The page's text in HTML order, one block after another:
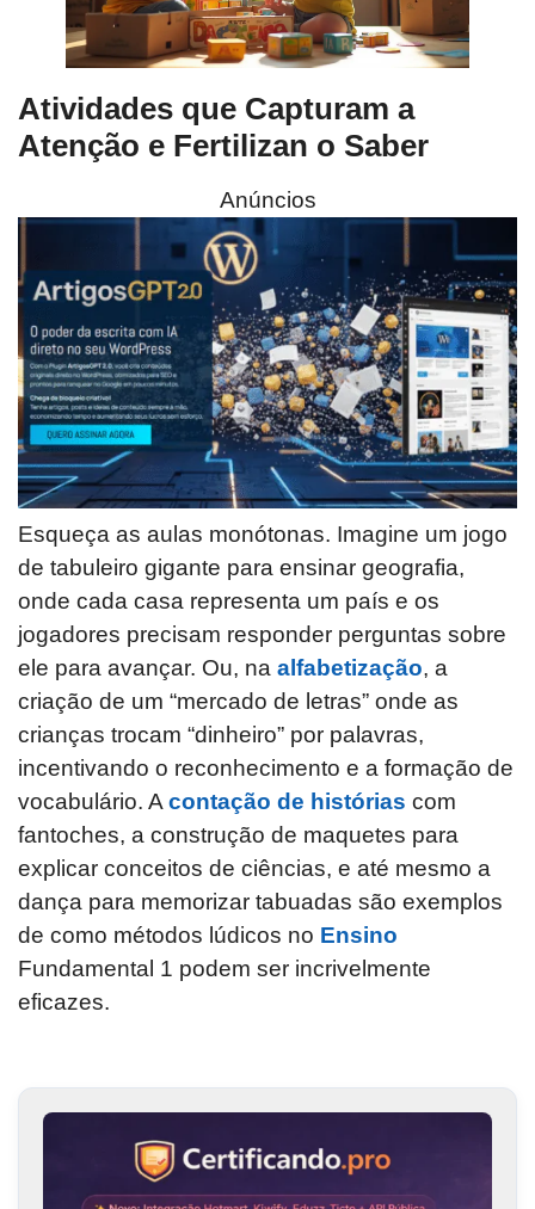
Atividades que Capturam a
Atenção e Fertilizan o Saber
Anúncios
Esqueça as aulas monótonas. Imagine um jogo
de tabuleiro gigante para ensinar geografia,
onde cada casa representa um país e os
jogadores precisam responder perguntas sobre
ele para avançar. Ou, na alfabetização, a
criação de um “mercado de letras” onde as
crianças trocam “dinheiro” por palavras,
incentivando o reconhecimento e a formação de
vocabulário. Acontação de histórias com
fantoches, a construção de maquetes para
explicar conceitos de ciências, e até mesmo a
dança para memorizar tabuadas são exemplos
de como métodos lúdicos no Ensino
Fundamental 1 podem ser incrivelmente
eficazes.